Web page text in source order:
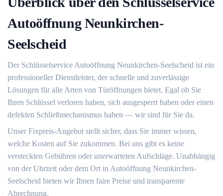
Autoöffnung Neunkirchen-
Seelscheid
Der Schlüsselservice Autoöffnung Neunkirchen-Seelscheid ist ein
professioneller Dienstleister, der schnelle und zuverlässige
Lösungen für alle Arten von Türöffnungen bietet.​ Egal ob Sie
Ihren Schlüssel verloren haben, sich ausgesperrt haben oder einen
defekten Schließmechanismus haben ― wir sind für Sie da.
Unser Fixpreis-Angebot stellt sicher, dass Sie immer wissen,
welche Kosten auf Sie zukommen.​ Bei uns gibt es keine
versteckten Gebühren oder unerwarteten Aufschläge.​ Unabhängig
von der Uhrzeit oder dem Ort in Autoöffnung Neunkirchen-
Seelscheid bieten wir Ihnen faire Preise und transparente
Abrechnung.